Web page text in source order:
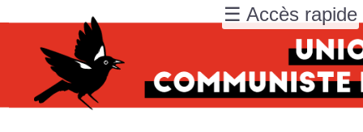
☰ Accès rapide